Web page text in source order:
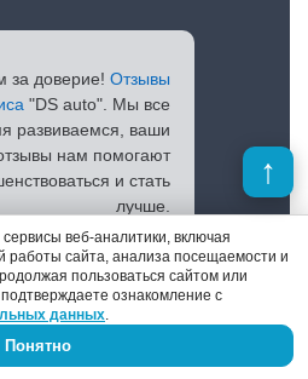
за доверие! Отзывы
"DS auto". Мы все
развиваемся, ваши
нам помогают
и стать
лучше.
отзывы
веб-аналитики, включая
работы сайта, анализа посещаемости и
пользоваться сайтом или
ознакомление с
данных.
Понятно